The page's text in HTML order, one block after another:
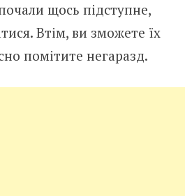
щось підступне,
Втім, ви зможете їх
помітите негаразд.